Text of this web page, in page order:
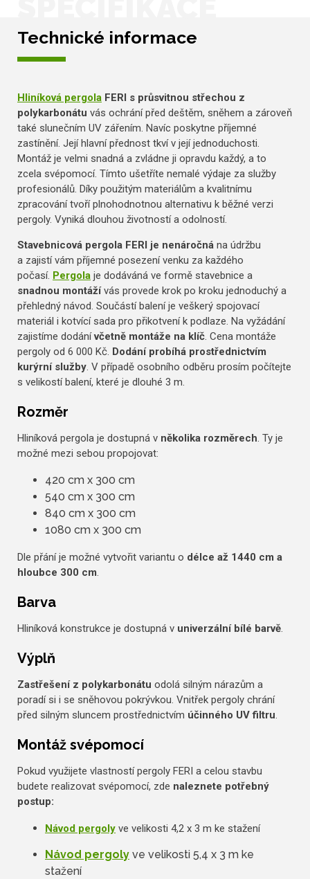
Technické informace
Hliníková pergola FERI s průsvitnou střechou z
polykarbonátu vás ochrání před deštěm, sněhem a zároveň
také slunečním UV zářením. Navíc poskytne příjemné
zastínění. Její hlavní přednost tkví v její jednoduchosti.
Montáž je velmi snadná a zvládne ji opravdu každý, a to
zcela svépomocí. Tímto ušetříte nemalé výdaje za služby
profesionálů. Díky použitým materiálům a kvalitnímu
zpracování tvoří plnohodnotnou alternativu k běžné verzi
pergoly. Vyniká dlouhou životností a odolností.
Stavebnicová pergola FERI je nenáročná na údržbu
a zajistí vám příjemné posezení venku za každého
počasí. Pergola je dodáváná ve formě stavebnice a
snadnou montážívás provede krok po kroku jednoduchý a
přehledný návod. Součástí balení je veškerý spojovací
materiál i kotvící sada pro přikotvení k podlaze. Na vyžádání
zajistíme dodánívčetně montáže na klíč. Cena montáže
pergoly od 6 000 Kč. Dodání probíhá prostřednictvím
kurýrní služby. V případě osobního odběru prosím počítejte
s velikostí balení, které je dlouhé 3 m.
Rozměr
Hliníková pergola je dostupná v několika rozměrech. Ty je
možné mezi sebou propojovat:
420 cm x 300 cm
540 cm x 300 cm
840 cm x 300 cm
1080 cm x 300 cm
Dle přání je možné vytvořit variantu o délce až 1440 cm a
hloubce 300 cm.
Barva
Hliníková konstrukce je dostupná v univerzální bílé barvě.
Výplň
Zastřešení z polykarbonátu odolá silným nárazům a
poradí si i se sněhovou pokrývkou. Vnitřek pergoly chrání
před silným sluncem prostřednictvím účinného UV filtru.
Montáž svépomocí
Pokud využijete vlastností pergoly FERI a celou stavbu
budete realizovat svépomocí, zde naleznete potřebný
postup:
Návod pergoly ve velikosti 4,2 x 3 m ke stažení
Návod pergoly ve velikosti 5,4 x 3 m ke
stažení